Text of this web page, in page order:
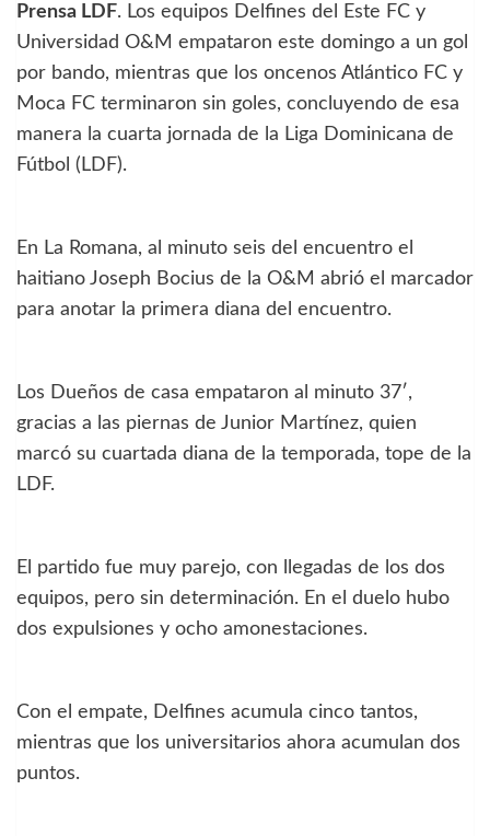
Prensa LDF. Los equipos Delfines del Este FC y
Universidad O&M empataron este domingo a un gol
por bando, mientras que los oncenos Atlántico FC y
Moca FC terminaron sin goles, concluyendo de esa
manera la cuarta jornada de la Liga Dominicana de
Fútbol (LDF).
En La Romana, al minuto seis del encuentro el
haitiano Joseph Bocius de la O&M abrió el marcador
para anotar la primera diana del encuentro.
Los Dueños de casa empataron al minuto 37′,
gracias a las piernas de Junior Martínez, quien
marcó su cuartada diana de la temporada, tope de la
LDF.
El partido fue muy parejo, con llegadas de los dos
equipos, pero sin determinación. En el duelo hubo
dos expulsiones y ocho amonestaciones.
Con el empate, Delfines acumula cinco tantos,
mientras que los universitarios ahora acumulan dos
puntos.